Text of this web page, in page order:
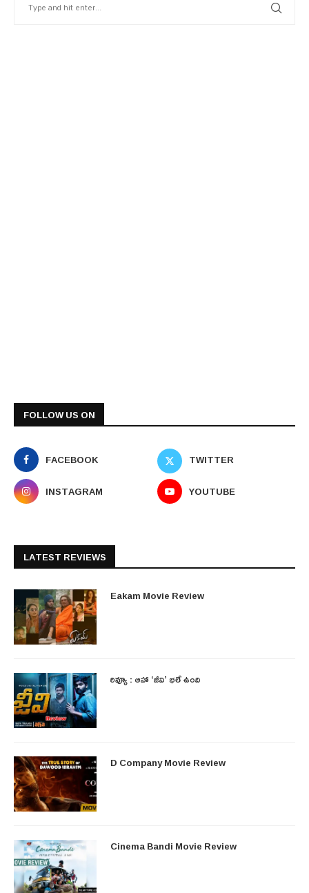
FOLLOW US ON
FACEBOOK
TWITTER
INSTAGRAM
YOUTUBE
LATEST REVIEWS
Eakam Movie Review
రివ్యూ : ఆహా ‘జీవి’ భలే ఉంది
D Company Movie Review
Cinema Bandi Movie Review